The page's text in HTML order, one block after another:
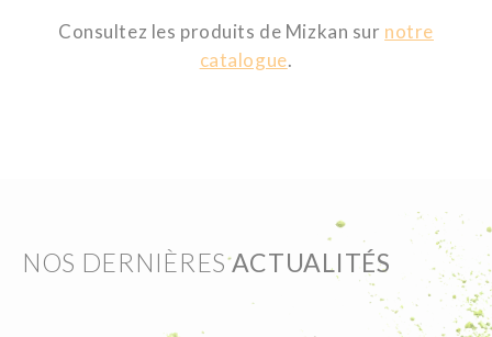
Consultez les produits de Mizkan sur notre
catalogue.
NOS DERNIÈRESACTUALITÉS